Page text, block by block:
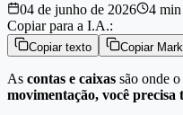
04 de junho de 2026 4 min
Copiar para a I.A.:
Copiar texto Copiar
As contas e caixas são onde
movimentação, você